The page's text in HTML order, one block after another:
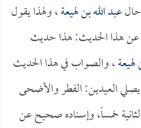
حالعبد الله بن لهيعة، ولهذا يقول
عن هذا الحديث: هذا حديث
، والصواب في هذا الحديث
يصلي العيدين: الفطر والأضحى
خمساً، وإسناده صحيح عن